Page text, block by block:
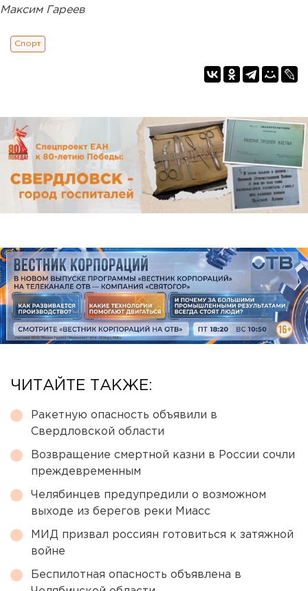
Максим Гареев
Спорт
ЧИТАЙТЕ ТАКЖЕ:
Ракетную опасность объявили в
Свердловской области
Возвращение смертной казни в России сочли
преждевременным
Челябинцев предупредили о возможном
выходе из берегов реки Миасс
МИД призвал россиян готовиться к затяжной
войне
Беспилотная опасность объявлена в